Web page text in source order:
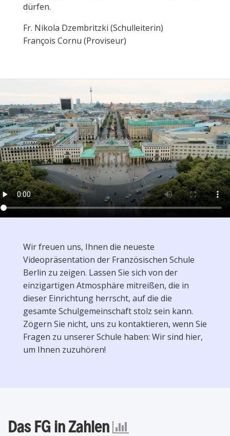
dürfen.
Fr. Nikola Dzembritzki (Schulleiterin)
François Cornu (Proviseur)
Wir freuen uns, Ihnen die neueste
Videopräsentation der Französischen Schule
Berlin zu zeigen. Lassen Sie sich von der
einzigartigen Atmosphäre mitreißen, die in
dieser Einrichtung herrscht, auf die die
gesamte Schulgemeinschaft stolz sein kann.
Zögern Sie nicht, uns zu kontaktieren, wenn Sie
Fragen zu unserer Schule haben: Wir sind hier,
um Ihnen zuzuhören!
Das FG in Zahlen